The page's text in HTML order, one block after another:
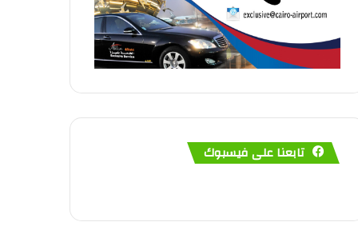
تابعنا على فيسبوك